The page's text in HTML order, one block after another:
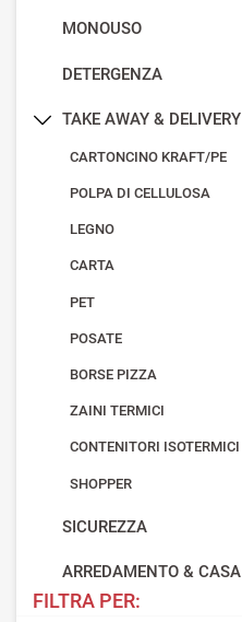
MONOUSO
DETERGENZA
TAKE AWAY & DELIVERY
CARTONCINO KRAFT/PE
POLPA DI CELLULOSA
LEGNO
CARTA
PET
POSATE
BORSE PIZZA
ZAINI TERMICI
CONTENITORI ISOTERMICI
SHOPPER
SICUREZZA
ARREDAMENTO & CASA
FILTRA PER: